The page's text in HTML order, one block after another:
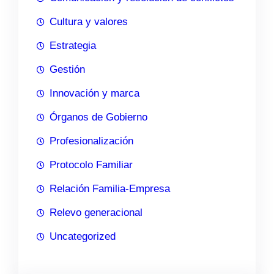
Cultura y valores
Estrategia
Gestión
Innovación y marca
Órganos de Gobierno
Profesionalización
Protocolo Familiar
Relación Familia-Empresa
Relevo generacional
Uncategorized